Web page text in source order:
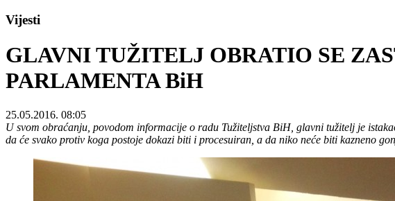
Vijesti
GLAVNI TUŽITELJ OBRATIO SE
PARLAMENTA BiH
25.05.2016. 08:05
U svom obraćanju, povodom informacije o radu Tužiteljstva BiH, glavni tužitelj je
da će svako protiv koga postoje dokazi biti i procesuiran, a da niko neće biti kazneno